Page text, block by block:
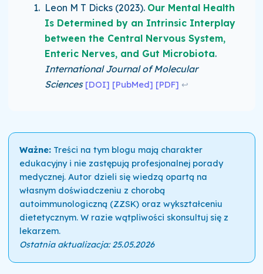
Leon M T Dicks (2023). Our Mental Health
Is Determined by an Intrinsic Interplay
between the Central Nervous System,
Enteric Nerves, and Gut Microbiota.
International Journal of Molecular
Sciences [DOI] [PubMed] [PDF] ↩
Ważne:Treści na tym blogu mają charakter
edukacyjny i nie zastępują profesjonalnej porady
medycznej. Autor dzieli się wiedzą opartą na
własnym doświadczeniu z chorobą
autoimmunologiczną (ZZSK) oraz wykształceniu
dietetycznym. W razie wątpliwości skonsultuj się z
lekarzem.
Ostatnia aktualizacja: 25.05.2026